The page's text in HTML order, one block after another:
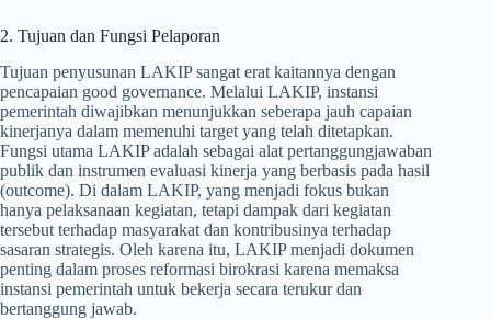
2. Tujuan dan Fungsi Pelaporan
Tujuan penyusunan LAKIP sangat erat kaitannya dengan
pencapaian good governance. Melalui LAKIP, instansi
pemerintah diwajibkan menunjukkan seberapa jauh capaian
kinerjanya dalam memenuhi target yang telah ditetapkan.
Fungsi utama LAKIP adalah sebagai alat pertanggungjawaban
publik dan instrumen evaluasi kinerja yang berbasis pada hasil
(outcome). Di dalam LAKIP, yang menjadi fokus bukan
hanya pelaksanaan kegiatan, tetapi dampak dari kegiatan
tersebut terhadap masyarakat dan kontribusinya terhadap
sasaran strategis. Oleh karena itu, LAKIP menjadi dokumen
penting dalam proses reformasi birokrasi karena memaksa
instansi pemerintah untuk bekerja secara terukur dan
bertanggung jawab.